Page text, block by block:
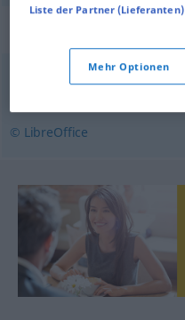
mankament
© LibreOffice
Liste der Partner (Lieferanten)
Mehr Optionen